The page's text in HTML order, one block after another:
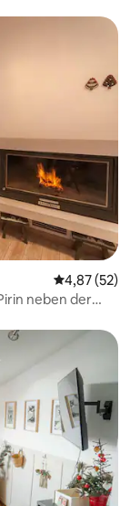
4,87 (52)
neben der